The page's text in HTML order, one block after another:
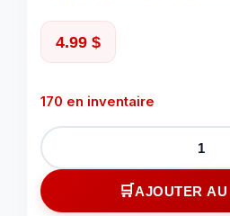
4.99 $
170 en inventaire
quantité
de
Support
pour
AJOUTER AU